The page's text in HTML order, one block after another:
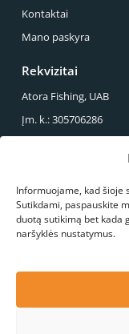
Informuojame, kad šioje
Sutikdami, paspauskite
duotą sutikimą bet kada
naršyklės nustatymus.
Kontaktai
Mano paskyra
Rekvizitai
Atora Fishing, UAB
Įm. k.: 305706286
Reg. Adresas.:
Mus galite rasti
S.Kerbedžio
Paskambinkite